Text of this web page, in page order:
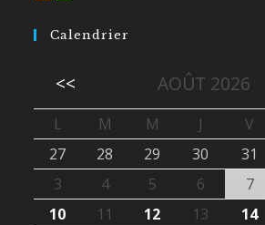
Calendrier
<< AOÛT 2026
L M M J V
27
28 29 30 31
3
4 5 6 7
10
11 12 13 14